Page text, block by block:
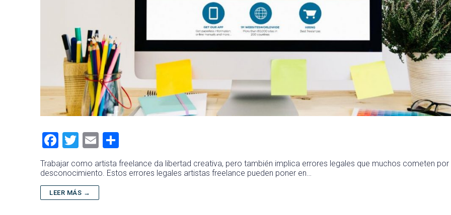
F
a
ce
b
o
T
tt
er
E
m
ai
l
o
m
Trabajar como artista freelance da libertad creativa, pero también implica errores legales que muchos cometen por
desconocimiento. Estos errores legales artistas freelance pueden poner en…
LEER MÁS →